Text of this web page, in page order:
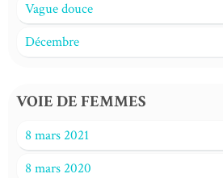
Vague douce
Décembre
VOIE DE FEMMES
8 mars 2021
8 mars 2020